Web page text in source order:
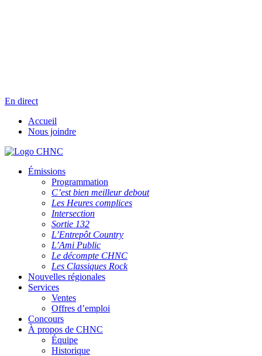
En direct
Accueil
Nous joindre
Émissions
Programmation
C’est bien meilleur debout
Les Heures complices
Intersection
Sortie 132
L’Entrepôt Country
L’Ami Public
Le décompte CHNC
Les Classiques Rock
Nouvelles régionales
Services
Ventes
Offres d’emploi
Concours
À propos de CHNC
Équipe
Historique